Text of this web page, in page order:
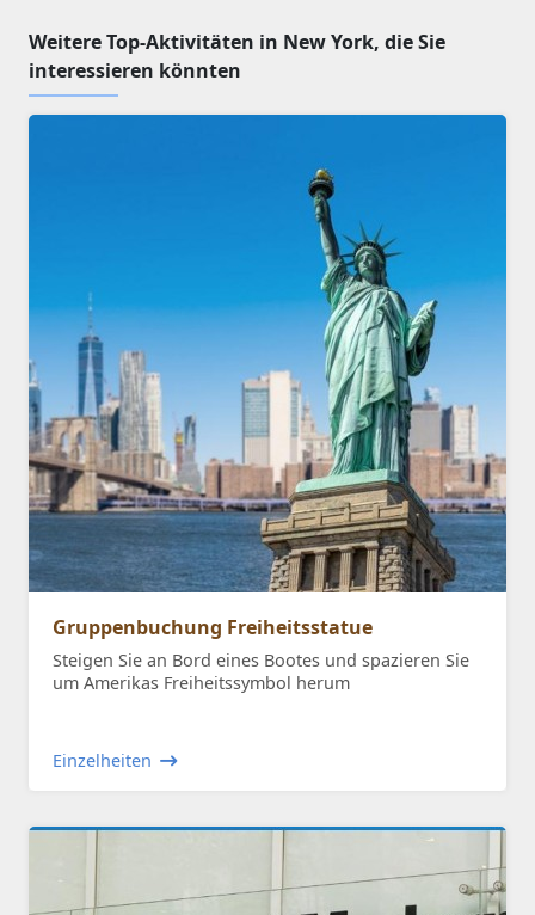
Weitere Top-Aktivitäten in New York, die Sie
interessieren könnten
Gruppenbuchung Freiheitsstatue
Steigen Sie an Bord eines Bootes und spazieren Sie
um Amerikas Freiheitssymbol herum
Einzelheiten